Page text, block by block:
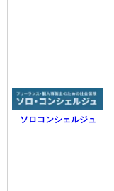
ソロコンシェルジュ